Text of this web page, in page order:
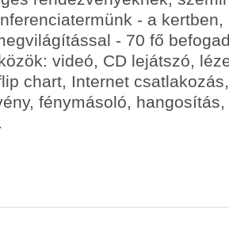
- a
- 70 fő
videó, CD lejátszó,
chart, Internet
fénymásoló,